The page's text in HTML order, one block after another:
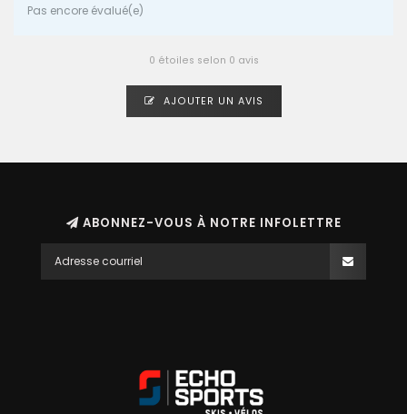
Pas encore évalué(e)
0 étoiles selon 0 avis
AJOUTER UN AVIS
ABONNEZ-VOUS À NOTRE INFOLETTRE